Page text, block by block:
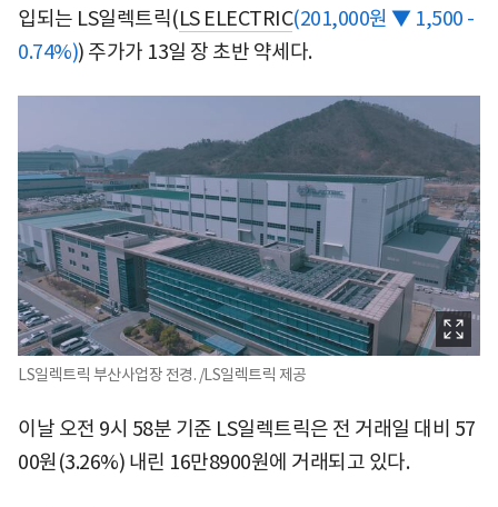
입되는 LS일렉트릭(LS ELECTRIC(201,000원 ▼ 1,500 -
0.74%)) 주가가 13일 장 초반 약세다.
LS일렉트릭 부산사업장 전경. /LS일렉트릭 제공
이날 오전 9시 58분 기준 LS일렉트릭은 전 거래일 대비 57
00원(3.26%) 내린 16만8900원에 거래되고 있다.